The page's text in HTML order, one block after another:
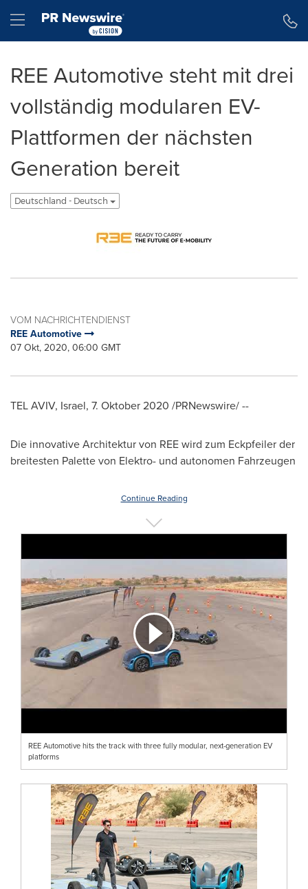
Hamburger menu
REE Automotive steht mit drei
vollständig modularen EV-
Plattformen der nächsten
Generation bereit
Deutschland - Deutsch
VOM NACHRICHTENDIENST
REE Automotive
07 Okt, 2020, 06:00 GMT
TEL AVIV, Israel, 7. Oktober 2020 /PRNewswire/ --
Die innovative Architektur von REE wird zum Eckpfeiler der
breitesten Palette von Elektro- und autonomen Fahrzeugen
Continue Reading
REE Automotive hits the track with three fully modular, next-generation EV
platforms